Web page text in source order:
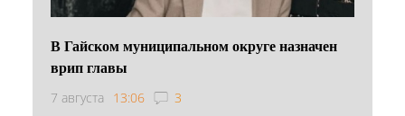
В Гайском муниципальном округе назначен
врип главы
7 августа 13:06 3